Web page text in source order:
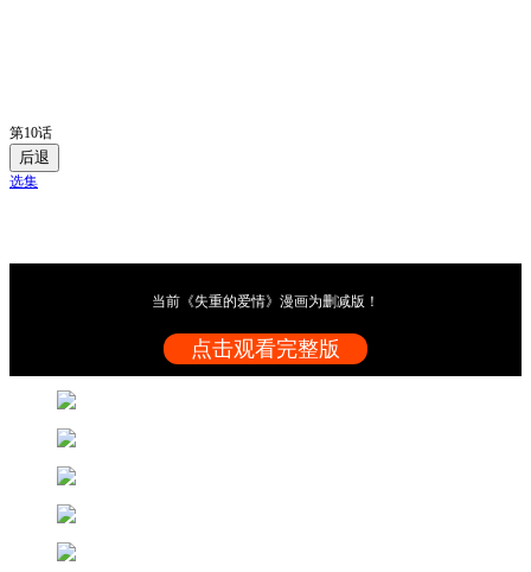
第10话
后退
选集
当前《失重的爱情》漫画为删减版！
点击观看完整版